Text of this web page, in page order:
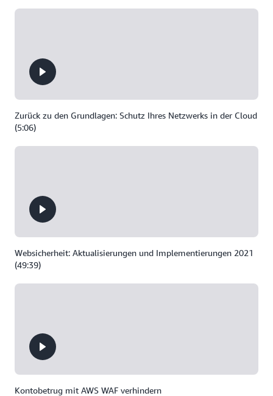
Zurück zu den Grundlagen: Schutz Ihres Netzwerks in der Cloud
(5:06)
Websicherheit: Aktualisierungen und Implementierungen 2021
(49:39)
Kontobetrug mit AWS WAF verhindern